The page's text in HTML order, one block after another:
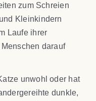
zum Schreien
Kleinkindern
Laufe ihrer
darauf
unwohl oder hat
dunkle,